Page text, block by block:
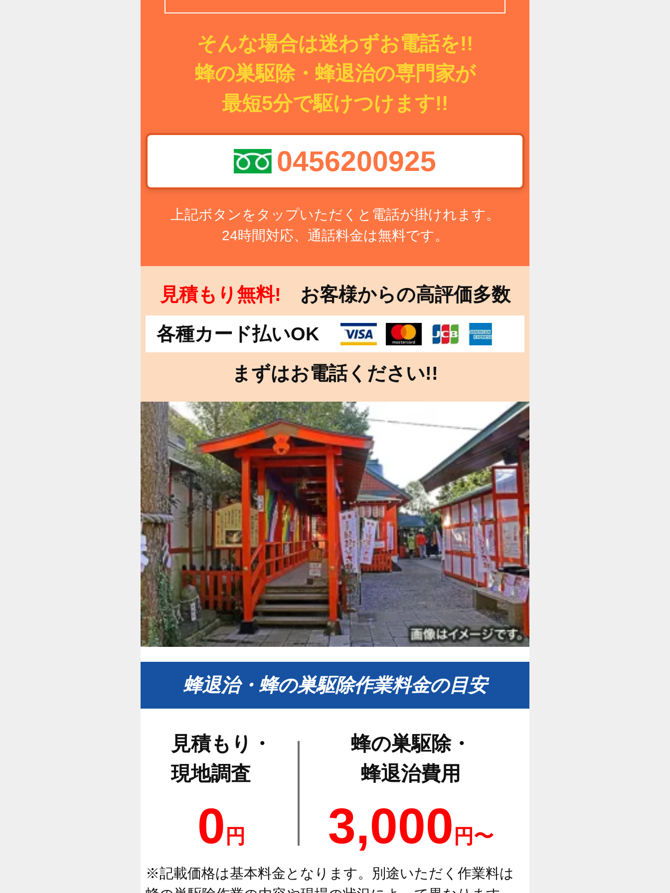
そんな場合は迷わずお電話を!!
蜂の巣駆除・蜂退治の専門家が
最短5分で駆けつけます!!
0456200925
上記ボタンをタップいただくと電話が掛けれます。
24時間対応、通話料金は無料です。
見積もり無料! お客様からの高評価多数
各種カード払いOK
まずはお電話ください!!
蜂退治・蜂の巣駆除作業料金の目安
見積もり・
現地調査
0 円
蜂の巣駆除・
蜂退治費用
3,000 円〜
※記載価格は基本料金となります。別途いただく作業料は